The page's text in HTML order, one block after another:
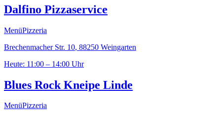
Dalfino Pizzaservice
MenüPizzeria
Brechenmacher Str. 10, 88250 Weingarten
Heute: 11:00 – 14:00 Uhr
Blues Rock Kneipe Linde
MenüPizzeria